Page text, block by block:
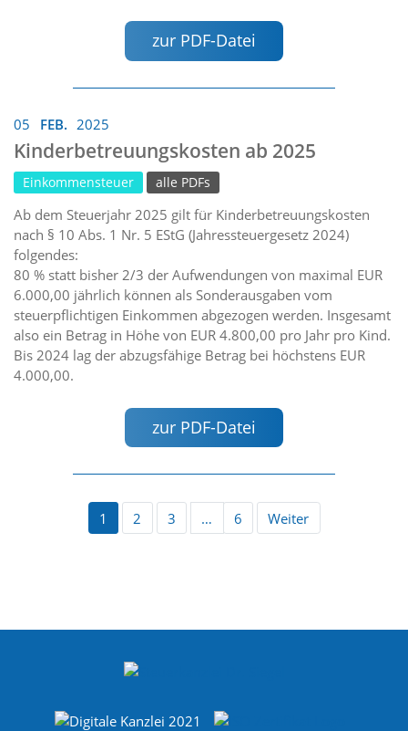
zur PDF-Datei
05 FEB. 2025
Kinderbetreuungskosten ab 2025
Einkommensteuer alle PDFs
Ab dem Steuerjahr 2025 gilt für Kinderbetreuungskosten
nach § 10 Abs. 1 Nr. 5 EStG (Jahressteuergesetz 2024)
folgendes:
80 % statt bisher 2/3 der Aufwendungen von maximal EUR
6.000,00 jährlich können als Sonderausgaben vom
steuerpflichtigen Einkommen abgezogen werden. Insgesamt
also ein Betrag in Höhe von EUR 4.800,00 pro Jahr pro Kind.
Bis 2024 lag der abzugsfähige Betrag bei höchstens EUR
4.000,00.
zur PDF-Datei
1 2 3 … 6 Weiter